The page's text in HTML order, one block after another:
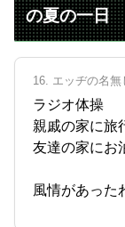
の夏の一日
16. エッヂの名無
ラジオ体操
親戚の家に旅
友達の家にお
風情があった